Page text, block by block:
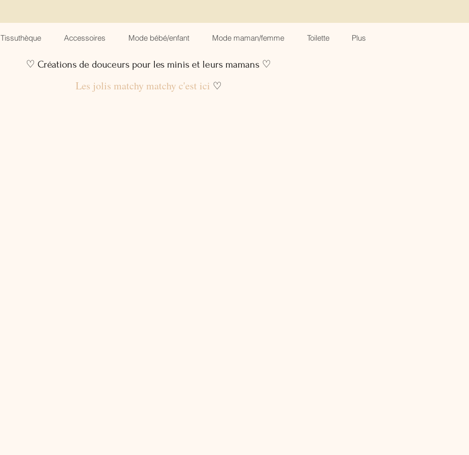
Tissuthèque Accessoires Mode bébé/enfant Mode maman/femme Toilette Plus
♡ Créations de douceurs pour les minis et leurs mamans ♡
Les jolis matchy matchy c'est ici ♡